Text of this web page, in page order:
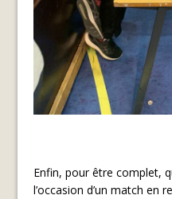
Enfin, pour être complet,
l’occasion d’un match en